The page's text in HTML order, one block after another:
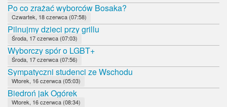
Po co zrażać wyborców Bosaka?
Czwartek, 18 czerwca (07:58)
Pilnujmy dzieci przy grillu
Środa, 17 czerwca (07:03)
Wyborczy spór o LGBT+
Środa, 17 czerwca (07:56)
Sympatyczni studenci ze Wschodu
Wtorek, 16 czerwca (05:03)
Biedroń jak Ogórek
Wtorek, 16 czerwca (08:34)